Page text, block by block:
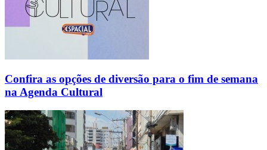
Confira as opções de diversão para o fim de semana
na Agenda Cultural